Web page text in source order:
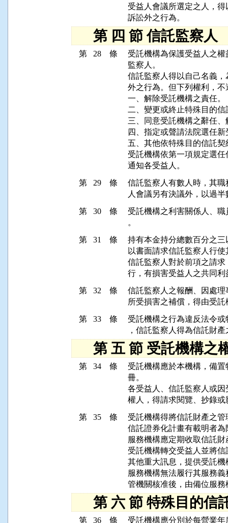
受益人會議所選定之人，
第 四 節 信託監察人
第 28 條
受託機構為保護受益人之
監察人。
信託監察人得以自己名義
外之行為。但下列權利，不
一、解除受託機構之責任。
二、變更或終止特殊目的信
三、同意受託機構之辭任
四、指定或聲請法院選任
五、其他依特殊目的信託
受託機構依第一項規定選
第 29 條
信託監察人有數人時，其
第 30 條
受託機構之利害關係人、
第 31 條
持有本金持分總數百分之
以書面請求信託監察人行使
信託監察人對於前項之請
第 32 條 信託監察人之報酬、因處
第 33 條 受託機構之行為違反法令
第 五 節 受託機構之
第 34 條
受託機構應於本機構，備
冊。
各受益人、信託監察人或
第 35 條
受託機構得將信託財產之
信託證券化計畫有載明者為
服務機構應定期收取信託
受託機構轉交受益人並將
其他重大訊息，提供受託機
服務機構無法履行其服務
第 六 節 特殊目的信
第 36 條 受託機構應分別於每營業